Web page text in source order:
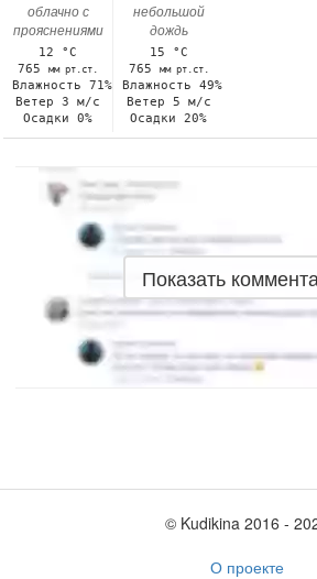
облачно с
прояснениями
12 °C
765 мм рт.ст.
Влажность 71%
Ветер 3 м/с
Осадки 0%
небольшой
дождь
15 °C
765
мм рт.ст.
Влажность 49%
Ветер 5 м/с
Осадки 20%
Показать
© Kudikina 2016 ‐
О проекте